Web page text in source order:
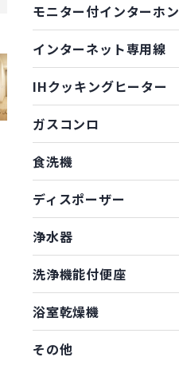
モニター付インターホン
インターネット専用線
IHクッキングヒーター
ガスコンロ
食洗機
ディスポーザー
浄水器
洗浄機能付便座
浴室乾燥機
その他